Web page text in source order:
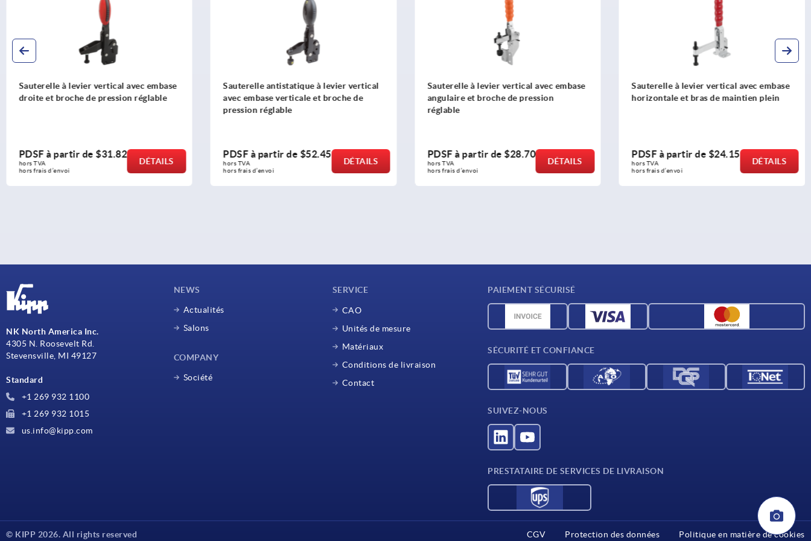
Sauterelle antistatique à levier vertical
avec embase verticale et broche de
PDSF à partir de$52.45
hors TVA
hors frais d’envoi
DÉTAILS
Sauterelle à levier vertical avec embase
angulaire et broche de pression
réglable
PDSF à partir de$28.70
hors TVA
hors frais d’envoi
DÉTAILS
Sauterelle à levier vertical avec embase
horizontale et bras de maintien plein
PDSF à partir de$24.15
hors TVA
hors frais d’envoi
DÉTAILS
Sauterelle à levier horizontal avec
embase verticale et broche de pression
PDSF à partir de$23.09
hors TVA
hors frais d’envoi
DÉTAILS
NK North America Inc.
4305 N. Roosevelt Rd.
Stevensville, MI 49127
Standard
+1 269 932 1100
+1 269 932 1015
us.info@kipp.com
NEWS
Actualités
Salons
COMPANY
Société
SERVICE
CAO
Unités de mesure
Matériaux
Conditions de livraison
Contact
PAIEMENT SÉCURISÉ
SÉCURITÉ ET CONFIANCE
SUIVEZ-NOUS
PRESTATAIRE DE SERVICES DE LIVRAISON
© KIPP 2026. All rights reserved CGV Protection des données Politique en matière de cookies